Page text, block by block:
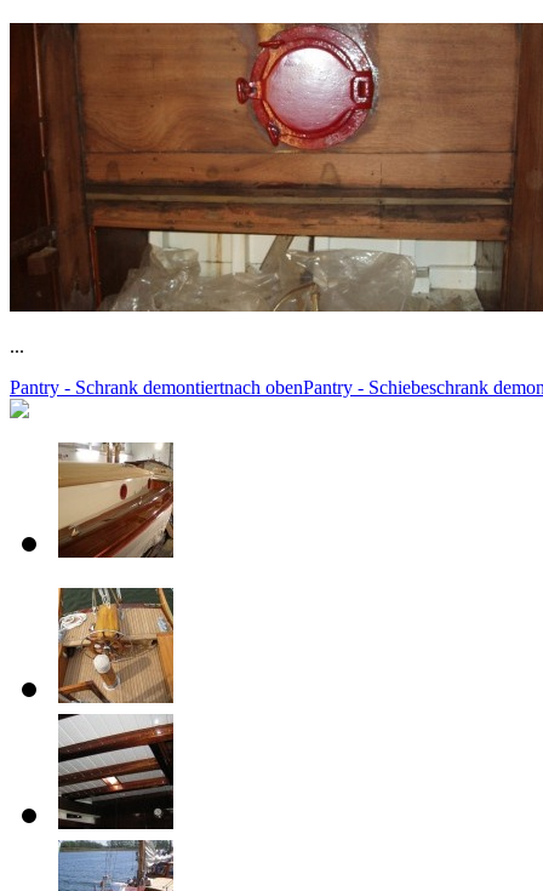
...
Pantry - Schrank demontiertnach obenPantry - Schiebeschrank